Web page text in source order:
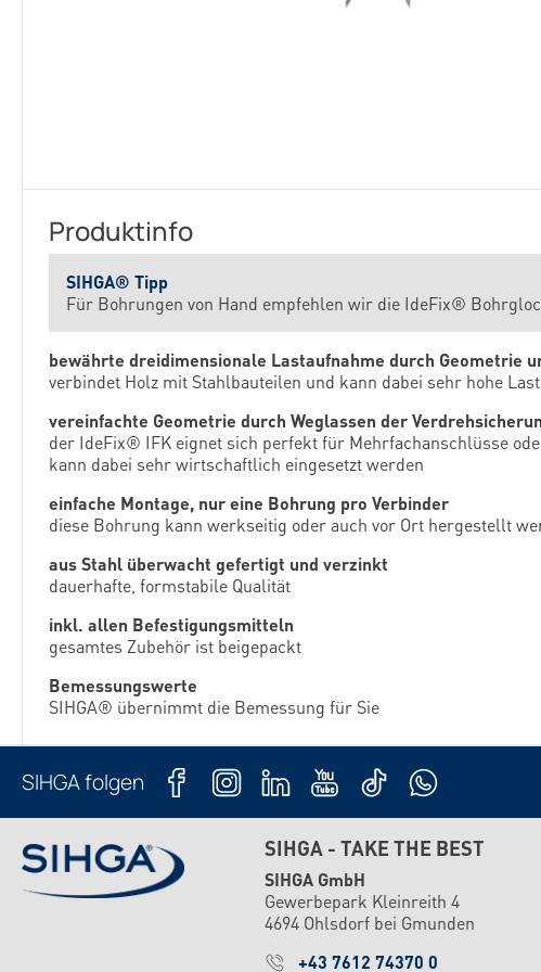
Produktinfo
SIHGA® Tipp
Für Bohrungen von Hand empfehlen wir die IdeFix®
bewährte dreidimensionale Lastaufnahme durch Geometrie
verbindet Holz mit Stahlbauteilen und kann dabei sehr hohe
vereinfachte Geometrie durch Weglassen der
der IdeFix® IFK eignet sich perfekt für Mehrfachanschlüsse
kann dabei sehr wirtschaftlich eingesetzt werden
einfache Montage, nur eine Bohrung pro Verbinder
diese Bohrung kann werkseitig oder auch vor Ort hergestellt
aus Stahl überwacht gefertigt und verzinkt
dauerhafte, formstabile Qualität
inkl. allen Befestigungsmitteln
gesamtes Zubehör ist beigepackt
Bemessungswerte
SIHGA® übernimmt die Bemessung für Sie
SIHGA folgen
SIHGA - TAKE THE BEST
SIHGA GmbH
Gewerbepark Kleinreith 4
4694 Ohlsdorf bei Gmunden
+43 7612 74370 0